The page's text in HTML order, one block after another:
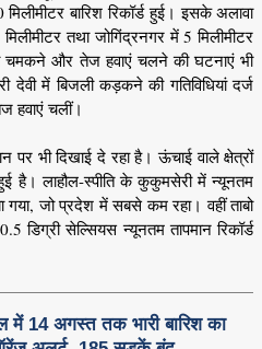
बारिश रिकॉर्ड हुई। इसके अलावा
तथा जोगिंद्रनगर में 5 मिलीमीटर
चमकने और तेज हवाएं चलने की घटनाएं भी
में बिजली कड़कने की गतिविधियां दर्ज
हवाएं चलीं।
भी दिखाई दे रहा है। ऊंचाई वाले क्षेत्रों
लाहौल-स्पीति के कुकुमसेरी में न्यूनतम
गया, जो प्रदेश में सबसे कम रहा। वहीं ताबो
सेल्सियस न्यूनतम तापमान रिकॉर्ड
में 14 अगस्त तक भारी बारिश का